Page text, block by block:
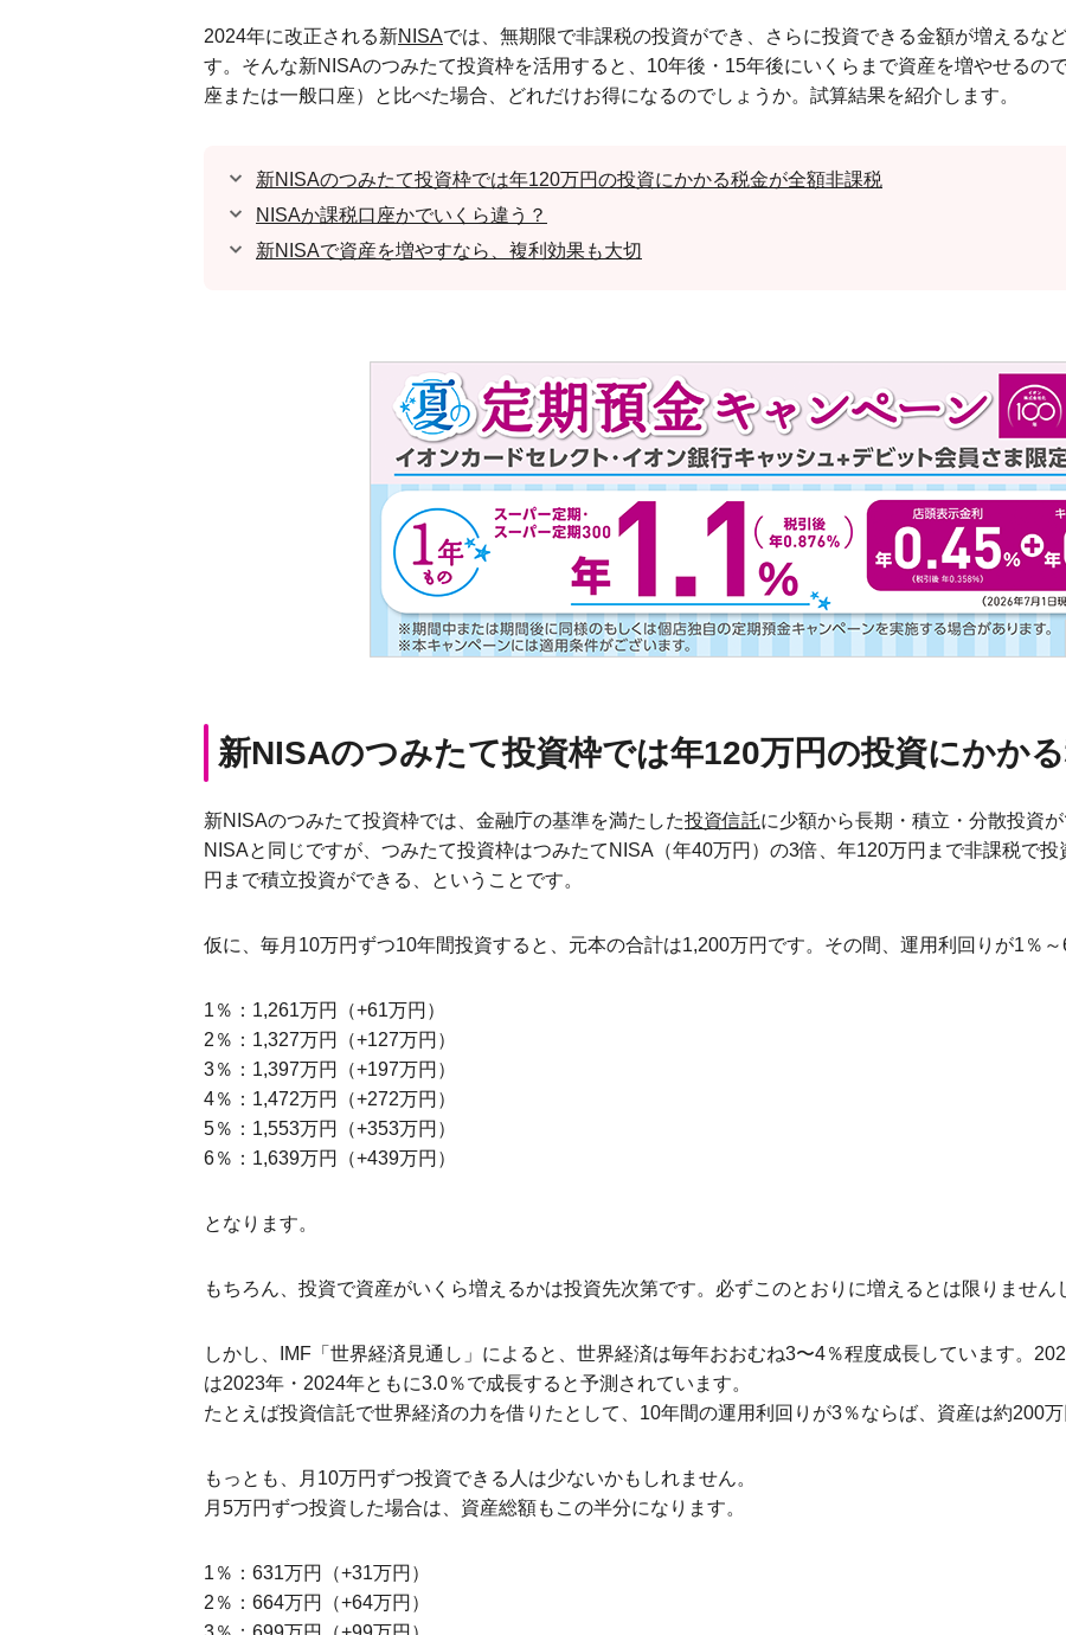
2024年に改正される新NISAでは、無期限で非課税の投資ができ、さらに投資できる金額が増えるな
す。そんな新NISAのつみたて投資枠を活用すると、10年後・15年後にいくらまで資産を増やせるの
座または一般口座）と比べた場合、どれだけお得になるのでしょうか。試算結果を紹介します。
新NISAのつみたて投資枠では年120万円の投資にかかる税金が全額非課税
NISAか課税口座かでいくら違う？
新NISAで資産を増やすなら、複利効果も大切
新NISAのつみたて投資枠では年120万円の投資にかか
新NISAのつみたて投資枠では、金融庁の基準を満たした投資信託に少額から長期・積立・分散投資
NISAと同じですが、つみたて投資枠はつみたてNISA（年40万円）の3倍、年120万円まで非課税で
円まで積立投資ができる、ということです。
仮に、毎月10万円ずつ10年間投資すると、元本の合計は1,200万円です。その間、運用利回りが1％～
1％：1,261万円（+61万円）
2％：1,327万円（+127万円）
3％：1,397万円（+197万円）
4％：1,472万円（+272万円）
5％：1,553万円（+353万円）
6％：1,639万円（+439万円）
となります。
もちろん、投資で資産がいくら増えるかは投資先次第です。必ずこのとおりに増えるとは限りません
しかし、IMF「世界経済見通し」によると、世界経済は毎年おおむね3〜4％程度成長しています。
は2023年・2024年ともに3.0％で成長すると予測されています。
たとえば投資信託で世界経済の力を借りたとして、10年間の運用利回りが3％ならば、資産は約200万
もっとも、月10万円ずつ投資できる人は少ないかもしれません。
月5万円ずつ投資した場合は、資産総額もこの半分になります。
1％：631万円（+31万円）
2％：664万円（+64万円）